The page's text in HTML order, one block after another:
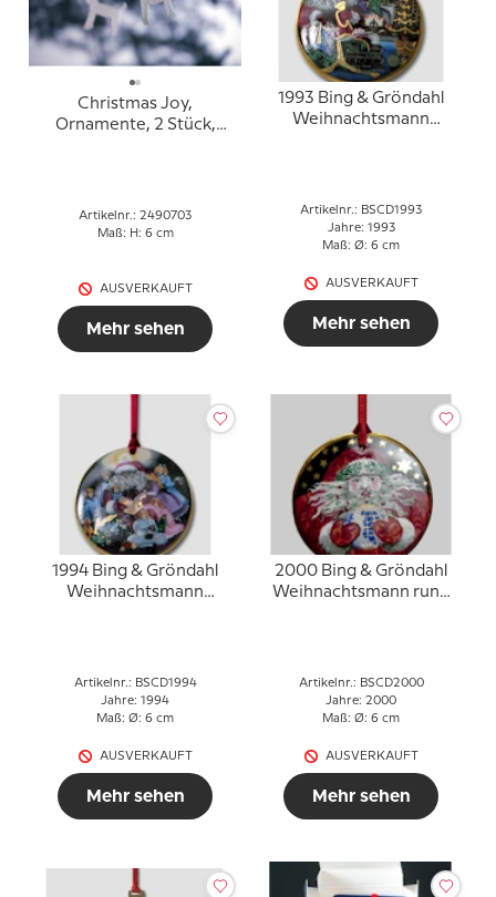
Christmas Joy,
Ornamente, 2 Stück,
Artikelnr.: 2490703
Maß: H: 6 cm
AUSVERKAUFT
Mehr sehen
1993 Bing & Gröndahl
Weihnachtsmann
Artikelnr.: BSCD1993
Jahre: 1993
Maß: Ø: 6 cm
AUSVERKAUFT
Mehr sehen
1994 Bing & Gröndahl
Weihnachtsmann
Artikelnr.: BSCD1994
Jahre: 1994
Maß: Ø: 6 cm
AUSVERKAUFT
Mehr sehen
2000 Bing & Gröndahl
Weihnachtsmann rund
Artikelnr.: BSCD2000
Jahre: 2000
Maß: Ø: 6 cm
AUSVERKAUFT
Mehr sehen